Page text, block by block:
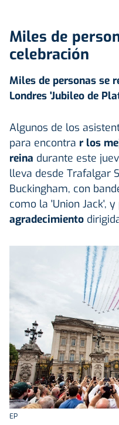
Miles de
celebración
Miles de personas se
Londres 'Jubileo de
Algunos de los
para encontra r los
reina durante este
lleva desde Trafalgar
Buckingham, con
como la 'Union Jack', y
agradecimiento
EP